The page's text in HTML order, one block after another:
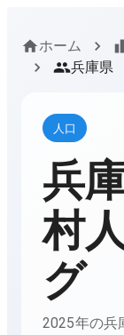
ホーム
兵庫県
人口
兵
村
グ
2025年の兵